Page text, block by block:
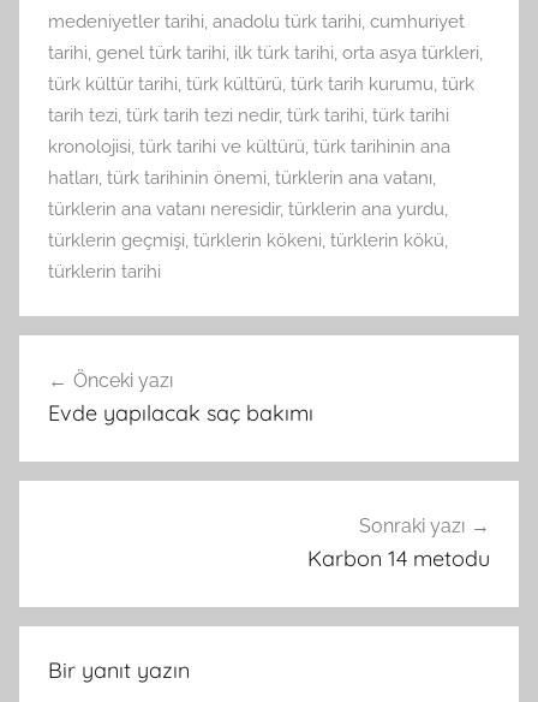
medeniyetler tarihi, anadolu türk tarihi, cumhuriyet
tarihi, genel türk tarihi, ilk türk tarihi, orta asya türkleri,
türk kültür tarihi, türk kültürü, türk tarih kurumu, türk
tarih tezi, türk tarih tezi nedir, türk tarihi, türk tarihi
kronolojisi, türk tarihi ve kültürü, türk tarihinin ana
hatları, türk tarihinin önemi, türklerin ana vatanı,
türklerin ana vatanı neresidir, türklerin ana yurdu,
türklerin geçmişi, türklerin kökeni, türklerin kökü,
türklerin tarihi
gezinmesi
Önceki yazı
Evde yapılacak saç bakımı
Sonraki yazı
Karbon 14 metodu
Bir yanıt yazın